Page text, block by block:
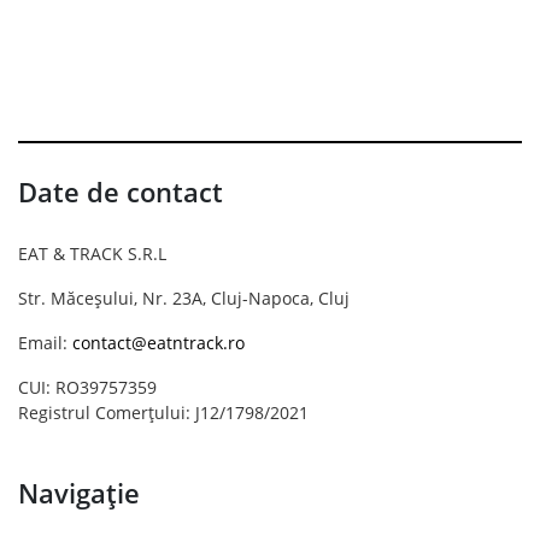
Date de contact
EAT & TRACK S.R.L
Str. Măceșului, Nr. 23A, Cluj-Napoca, Cluj
Email: contact@eatntrack.ro
CUI: RO39757359
Registrul Comerțului: J12/1798/2021
Navigație